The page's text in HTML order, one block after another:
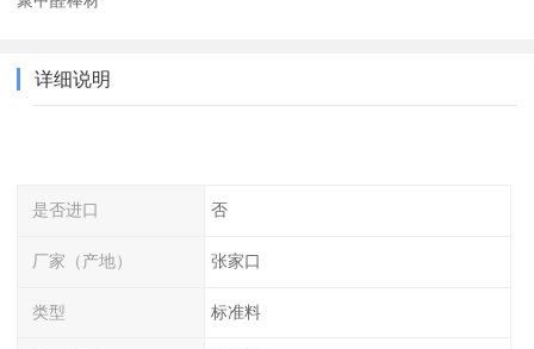
详细说明
是否进口 否
厂家（产地） 张家口
类型 标准料